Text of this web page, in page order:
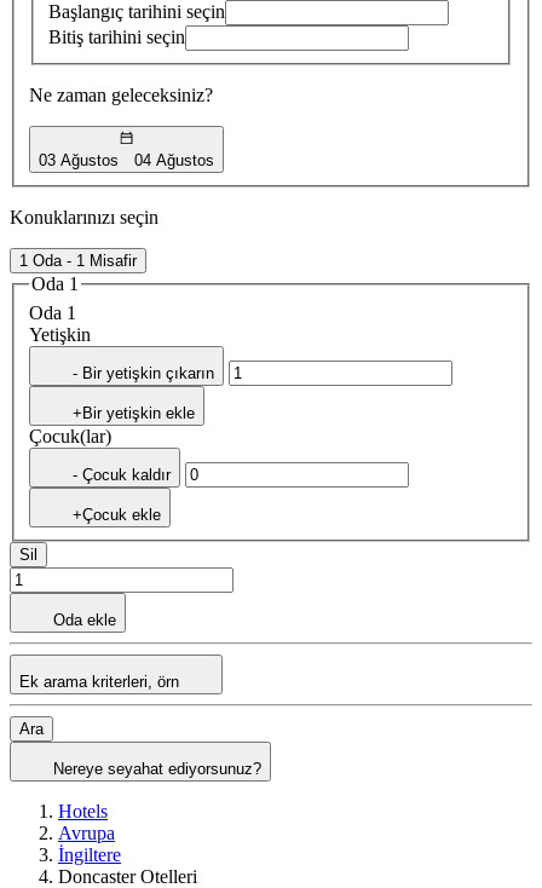
Başlangıç tarihini seçin
Bitiş tarihini seçin
Ne zaman geleceksiniz?
03 Ağustos 04 Ağustos
Konuklarınızı seçin
1 Oda - 1 Misafir
Oda 1
Oda 1
Yetişkin
- Bir yetişkin çıkarın
+Bir yetişkin ekle
Çocuk(lar)
- Çocuk kaldır
+Çocuk ekle
Sil
Oda ekle
Ek arama kriterleri, örn
Ara
Nereye seyahat ediyorsunuz?
Hotels
Avrupa
İngiltere
Doncaster Otelleri